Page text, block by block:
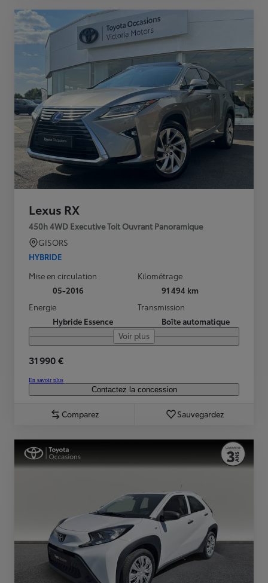
Lexus RX
450h 4WD Executive Toit Ouvrant Panoramique
GISORS
HYBRIDE
Mise en circulation
05-2016
Kilométrage
91 494 km
Energie
Hybride Essence
Transmission
Boîte automatique
Voir plus
31 990 €
En savoir plus
Contactez la concession
Comparez Sauvegardez